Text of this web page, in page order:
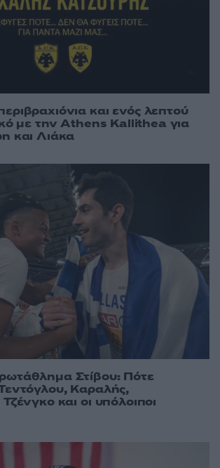
και ενός λεπτού
με την Athens Kallithea για
και Λιάκα
Στίβου: Πότε
Καραλής,
και οι υπόλοιποι